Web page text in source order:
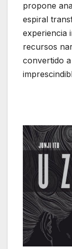
propone
espiral
experiencia
recursos
convertido a